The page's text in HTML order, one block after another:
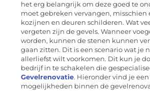
het erg belangrijk om deze goed te
moet gebreken vervangen, misschien
kozijnen en deuren schilderen. Wat
vergeten zijn de gevels. Wanneer
worden, kunnen de stenen kunnen
gaan zitten. Dit is een scenario wat je
allerliefst wilt voorkomen. Dit kun je
bedrijf in te schakelen die
Gevelrenovatie. Hieronder vind je
mogelijkheden binnen de